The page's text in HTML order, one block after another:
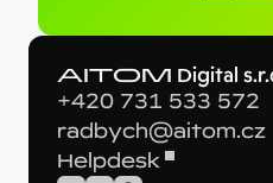
AITOM Digital
+420 731 533 572
radbych@aitom.cz
Helpdesk